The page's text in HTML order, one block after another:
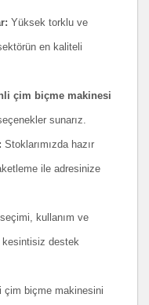
Yüksek torklu ve
en kaliteli
çim biçme makinesi
sunarız.
Stoklarımızda hazır
ile adresinize
kullanım ve
kesintisiz destek
çim biçme makinesini